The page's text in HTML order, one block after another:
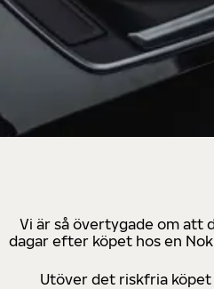
Vi är så övertygade om att
dagar efter köpet hos en
Utöver det riskfria köpet